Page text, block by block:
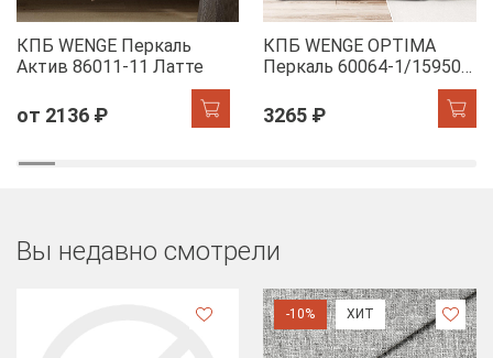
КПБ WENGE Перкаль
Актив 86011-11 Латте
от 2136 ₽
КПБ WENGE OPTIMA
Перкаль 60064-1/15950-
3265 ₽
Вы недавно смотрели
-10% ХИТ